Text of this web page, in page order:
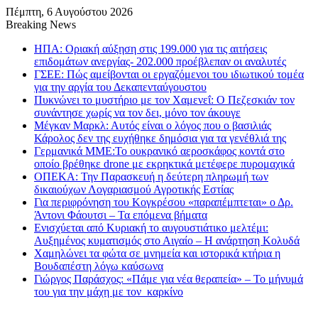
Πέμπτη, 6 Αυγούστου 2026
Breaking News
ΗΠΑ: Οριακή αύξηση στις 199.000 για τις αιτήσεις
επιδομάτων ανεργίας- 202.000 προέβλεπαν οι αναλυτές
ΓΣΕΕ: Πώς αμείβονται οι εργαζόμενοι του ιδιωτικού τομέα
για την αργία του Δεκαπενταύγουστου
Πυκνώνει το μυστήριο με τον Χαμενεΐ: Ο Πεζεσκιάν τον
συνάντησε χωρίς να τον δει, μόνο τον άκουγε
Μέγκαν Μαρκλ: Αυτός είναι ο λόγος που ο βασιλιάς
Κάρολος δεν της ευχήθηκε δημόσια για τα γενέθλιά της
Γερμανικά ΜΜΕ:Το ουκρανικό αεροσκάφος κοντά στο
οποίο βρέθηκε drone με εκρηκτικά μετέφερε πυρομαχικά
ΟΠΕΚΑ: Την Παρασκευή η δεύτερη πληρωμή των
δικαιούχων Λογαριασμού Αγροτικής Εστίας
Για περιφρόνηση του Κογκρέσου «παραπέμπτεται» ο Δρ.
Άντονι Φάουτσι – Τα επόμενα βήματα
Ενισχύεται από Κυριακή το αυγουστιάτικο μελτέμι:
Αυξημένος κυματισμός στο Αιγαίο – Η ανάρτηση Κολυδά
Χαμηλώνει τα φώτα σε μνημεία και ιστορικά κτήρια η
Βουδαπέστη λόγω καύσωνα
Γιώργος Παράσχος: «Πάμε για νέα θεραπεία» – Το μήνυμά
του για την μάχη με τον καρκίνο